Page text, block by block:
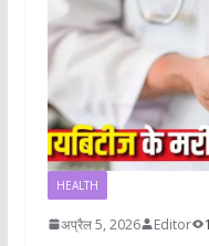
HEALTH
अप्रैल 5, 2026 Editor